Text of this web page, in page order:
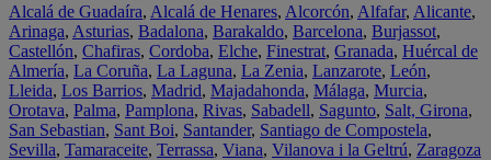
Alcalá de Guadaíra, Alcalá de Henares, Alcorcón, Alfafar, Alicante,
Arinaga, Asturias, Badalona, Barakaldo, Barcelona, Burjassot,
Castellón, Chafiras, Cordoba, Elche, Finestrat, Granada, Huércal de
Almería, La Coruña, La Laguna, La Zenia, Lanzarote, León,
Lleida, Los Barrios, Madrid, Majadahonda, Málaga, Murcia,
Orotava, Palma, Pamplona, Rivas, Sabadell, Sagunto, Salt, Girona,
San Sebastian, Sant Boi, Santander, Santiago de Compostela,
Sevilla, Tamaraceite, Terrassa, Viana, Vilanova i la Geltrú, Zaragoza